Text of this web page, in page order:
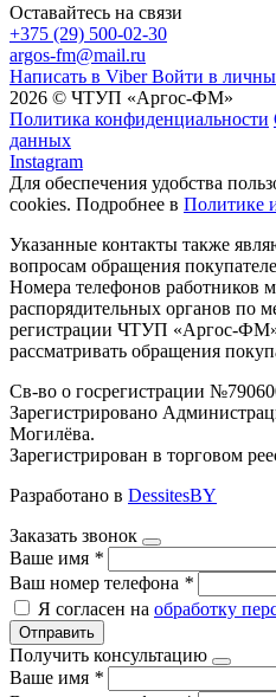
Оставайтесь на связи
+375 (29) 500-02-30
argos-fm@mail.ru
Написать в Viber Войти в
2026 © ЧТУП «Аргос-ФМ»
Политика конфиденциальности
данных
Instagram
Для обеспечения удобства
cookies. Подробнее в Политике
Указанные контакты также
вопросам обращения
Номера телефонов работников
распорядительных органов по
регистрации ЧТУП «Аргос-
рассматривать обращения
Св-во о госрегистрации
Зарегистрировано
Могилёва.
Зарегистрирован в торговом
Разработано в DessitesBY
Заказать звонок
Ваше имя *
Ваш номер телефона *
Я согласен на обработку
Отправить
Получить консультацию
Ваше имя *